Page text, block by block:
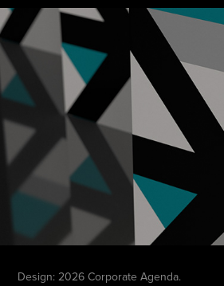
Design: 2026 Corporate Agenda.